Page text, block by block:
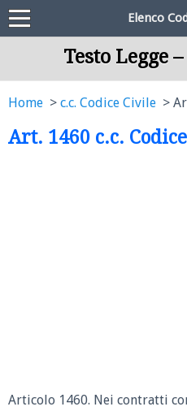
Elenco
Testo Legge
Home c.c. Codice Civile
Art. 1460 c.c.
Articolo 1460. Nei contratti